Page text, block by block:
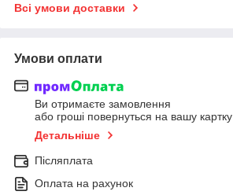
Всі умови доставки
Умови оплати
Ви отримаєте замовлення
або гроші повернуться на вашу картку
Детальніше
Післяплата
Оплата на рахунок